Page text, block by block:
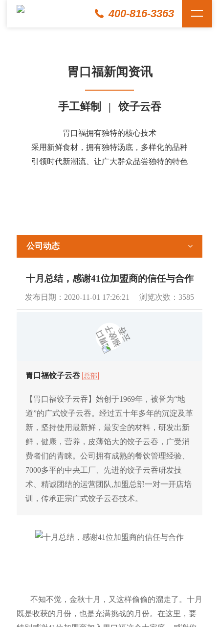
400-816-3363
胃口福新闻资讯
手工鲜制 | 饺子云吞
胃口福拥有独特的核心技术
采用新鲜食材，拥有独特汤底，多样化的品种
引领时代新潮流、让广大群众品尝独特的特色
公司动态
十月总结，感谢41位加盟商的信任与合作
发布日期： 2020-11-01 17:26:21 浏览次数： 3585
胃口福饺子云吞 总部
【胃口福饺子云吞】始创于1969年，被誉为“地
道”的广式饺子云吞。经过五十年多年的沉淀及革
新，坚持使用最新鲜，最安全的材料，研发出新
鲜，健康，营养，皮薄馅大的饺子云吞，广受消
费者们的青睐。公司拥有成熟的餐饮管理经验、
7000多平的中央工厂、先进的饺子云吞研发技
术、精诚团结的运营团队,加盟总部一对一开店培
训，传承正宗广式饺子云吞技术。
不知不觉，金秋十月，又这样偷偷的溜走了。十月
既是收获的月份，也是充满挑战的月份。在这里，要